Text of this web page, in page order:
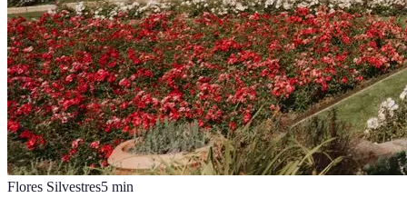
Flores Silvestres5 min